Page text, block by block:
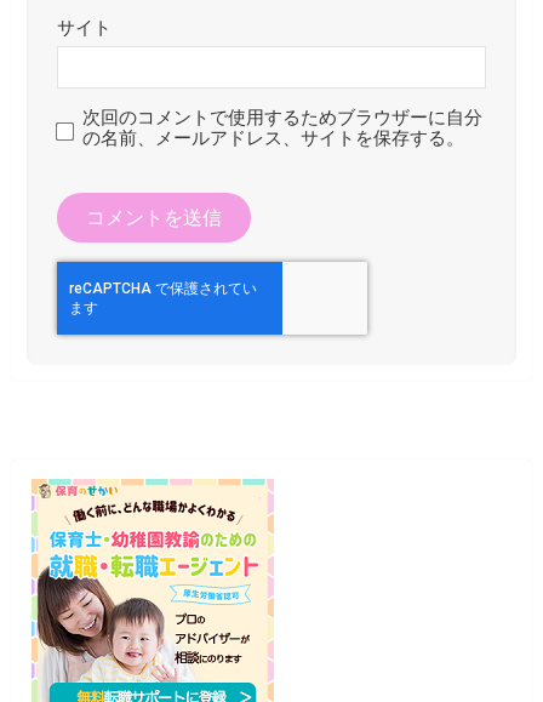
サイト
次回のコメントで使用するためブラウザーに自分
の名前、メールアドレス、サイトを保存する。